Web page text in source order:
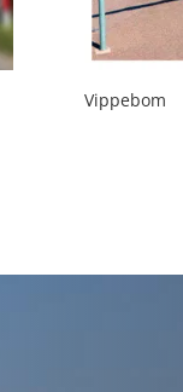
Vippebom